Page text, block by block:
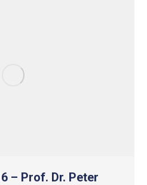
– Prof. Dr. Peter